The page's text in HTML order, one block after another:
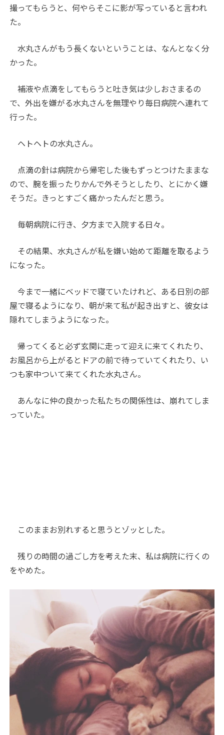
撮ってもらうと、何やらそこに影が写っていると言われ
た。
水丸さんがもう長くないということは、なんとなく分
かった。
補液や点滴をしてもらうと吐き気は少しおさまるの
で、外出を嫌がる水丸さんを無理やり毎日病院へ連れて
行った。
ヘトヘトの水丸さん。
点滴の針は病院から帰宅した後もずっとつけたままな
ので、腕を振ったりかんで外そうとしたり、とにかく嫌
そうだ。きっとすごく痛かったんだと思う。
毎朝病院に行き、夕方まで入院する日々。
その結果、水丸さんが私を嫌い始めて距離を取るよう
になった。
今まで一緒にベッドで寝ていたけれど、ある日別の部
屋で寝るようになり、朝が来て私が起き出すと、彼女は
隠れてしまうようになった。
帰ってくると必ず玄関に走って迎えに来てくれたり、
お風呂から上がるとドアの前で待っていてくれたり、い
つも家中ついて来てくれた水丸さん。
あんなに仲の良かった私たちの関係性は、崩れてしま
っていた。
このままお別れすると思うとゾッとした。
残りの時間の過ごし方を考えた末、私は病院に行くの
をやめた。